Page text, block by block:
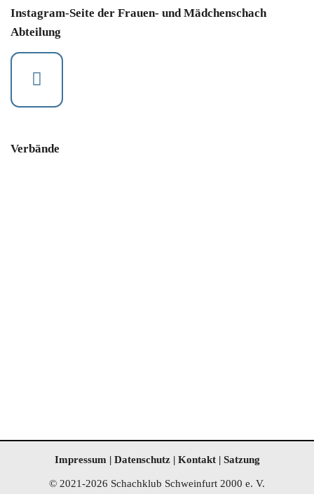
Instagram-Seite der Frauen- und Mädchenschach
Abteilung
Verbände
Impressum | Datenschutz| Kontakt | Satzung
© 2021-2026 Schachklub Schweinfurt 2000 e. V.